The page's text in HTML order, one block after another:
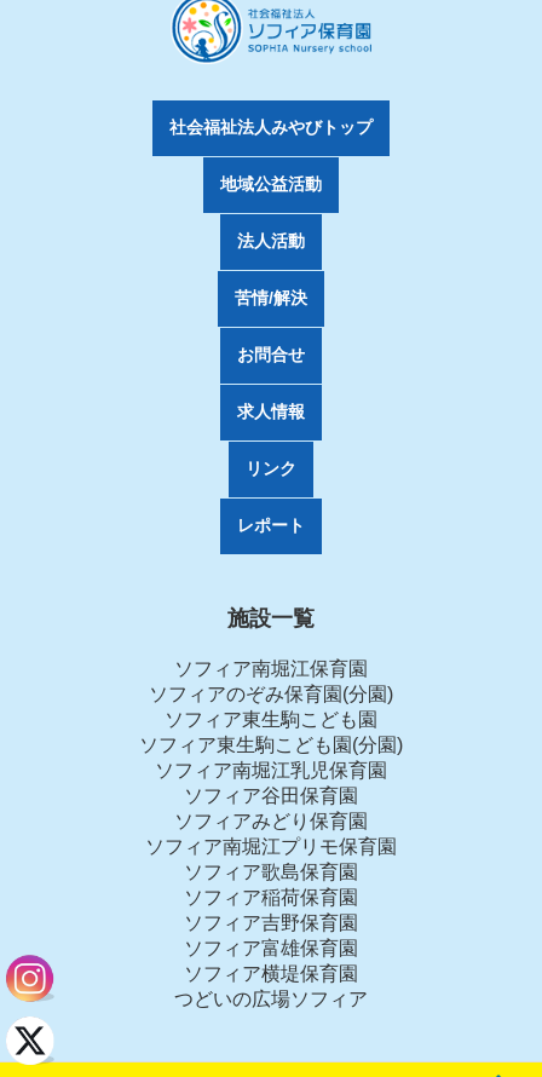
社会福祉法人みやびトップ
地域公益活動
法人活動
苦情/解決
お問合せ
求人情報
リンク
レポート
施設一覧
ソフィア南堀江保育園
ソフィアのぞみ保育園(分園)
ソフィア東生駒こども園
ソフィア東生駒こども園(分園)
ソフィア南堀江乳児保育園
ソフィア谷田保育園
ソフィアみどり保育園
ソフィア南堀江プリモ保育園
ソフィア歌島保育園
ソフィア稲荷保育園
ソフィア吉野保育園
ソフィア富雄保育園
ソフィア横堤保育園
つどいの広場ソフィア